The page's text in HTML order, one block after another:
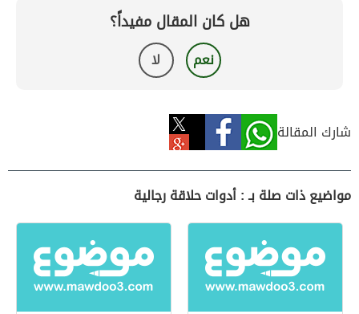
هل كان المقال مفيداً؟
نعم لا
شارك المقالة
مواضيع ذات صلة بـ : أدوات حلاقة رجالية